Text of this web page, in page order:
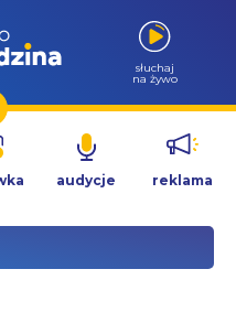
słuchaj
na żywo
audycje reklama